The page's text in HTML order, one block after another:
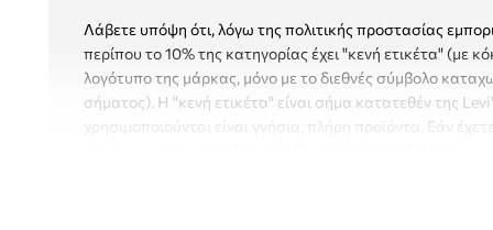
Λάβετε υπόψη ότι, λόγω της πολιτικής προστασίας
περίπου το 10% της κατηγορίας έχει "κενή ετικέτα" (με
λογότυπο της μάρκας, μόνο με το διεθνές σύμβολο
σήματος). Η "κενή ετικέτα" είναι σήμα κατατεθέν της
χρησιμοποιούνται είναι γνήσια, πλήρη προϊόντα. Εάν